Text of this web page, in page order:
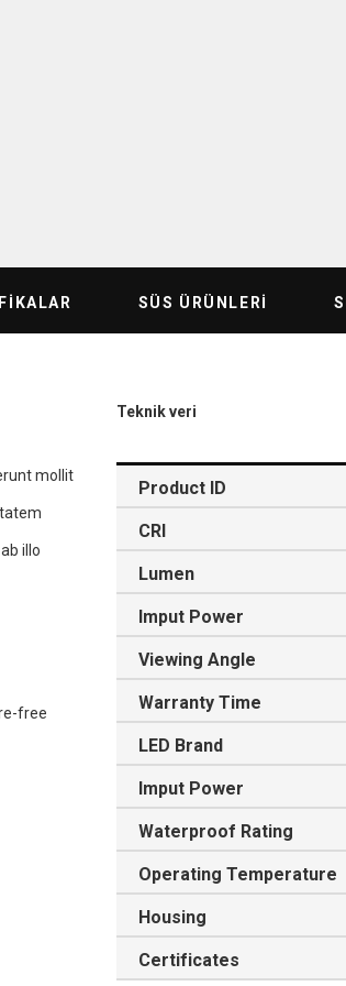
SÜS ÜRÜNLERI
mollit
illo
free
Teknik veri
Product ID
CRI
Lumen
Imput Power
Viewing Angle
Warranty Time
LED Brand
Imput Power
Waterproof Rating
Operating Temperature
Housing
Certificates